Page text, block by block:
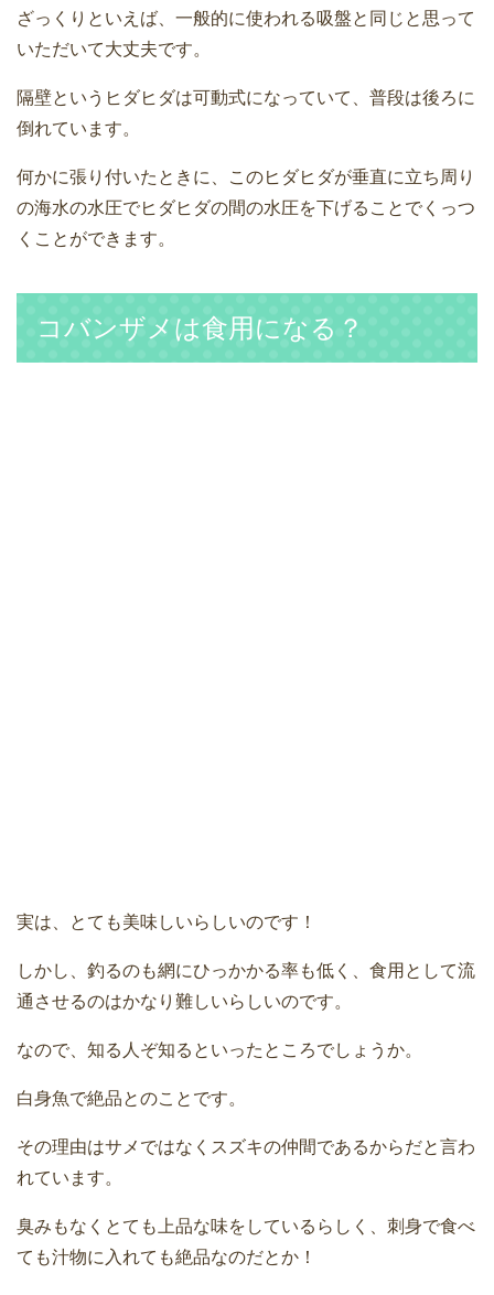
ざっくりといえば、一般的に使われる吸盤と同じと思って
いただいて大丈夫です。
隔壁というヒダヒダは可動式になっていて、普段は後ろに
倒れています。
何かに張り付いたときに、このヒダヒダが垂直に立ち周り
の海水の水圧でヒダヒダの間の水圧を下げることでくっつ
くことができます。
コバンザメは食用になる？
実は、とても美味しいらしいのです！
しかし、釣るのも網にひっかかる率も低く、食用として流
通させるのはかなり難しいらしいのです。
なので、知る人ぞ知るといったところでしょうか。
白身魚で絶品とのことです。
その理由はサメではなくスズキの仲間であるからだと言わ
れています。
臭みもなくとても上品な味をしているらしく、刺身で食べ
ても汁物に入れても絶品なのだとか！